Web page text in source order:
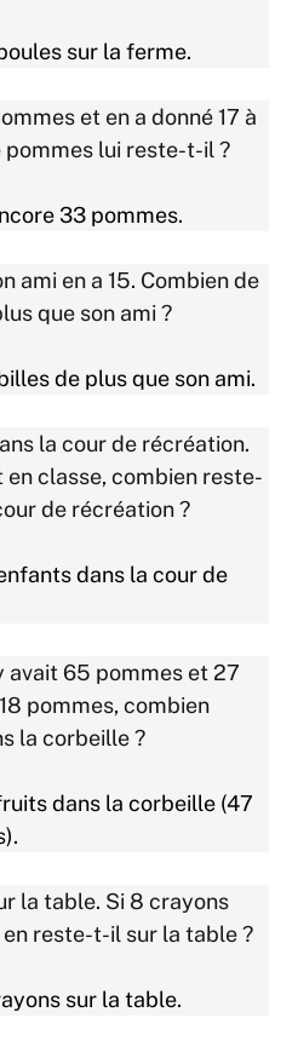
sur la ferme.
et en a donné 17 à
pommes lui reste-t-il ?
33 pommes.
ami en a 15. Combien de
que son ami ?
de plus que son ami.
la cour de récréation.
classe, combien reste-
de récréation ?
dans la cour de
avait 65 pommes et 27
pommes, combien
la corbeille ?
dans la corbeille (47
la table. Si 8 crayons
reste-t-il sur la table ?
sur la table.